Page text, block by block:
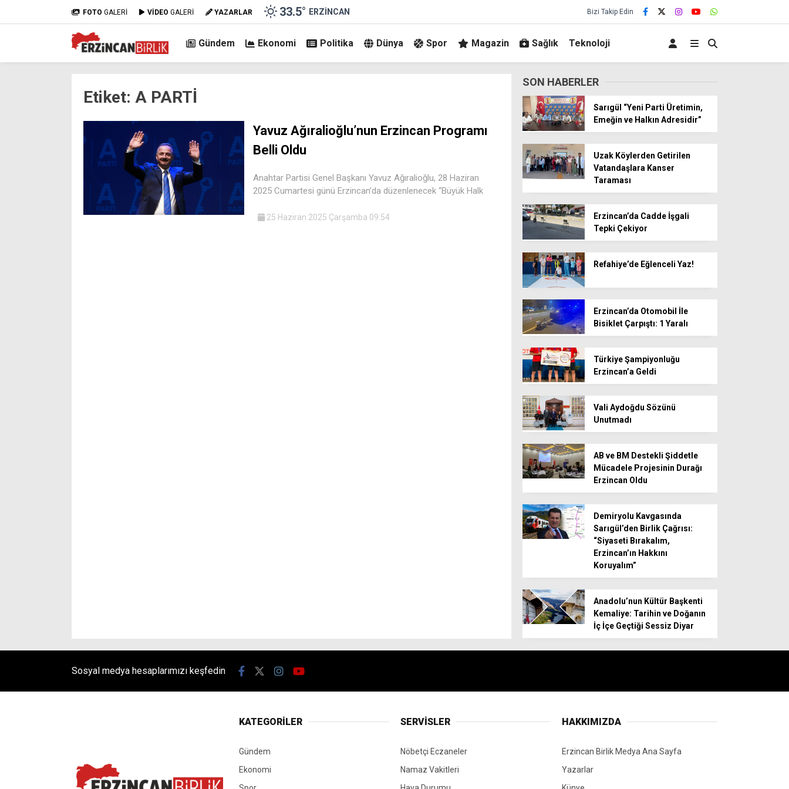
FOTO GALERİ VİDEO GALERİ YAZARLAR 33.5° ERZINCAN Bizi Takip Edin
Gündem Ekonomi Politika Dünya Spor Magazin Sağlık Teknoloji
Etiket: A PARTİ
Yavuz Ağıralioğlu’nun Erzincan Programı
Belli Oldu
Anahtar Partisi Genel Başkanı Yavuz Ağıralioğlu, 28 Haziran
2025 Cumartesi günü Erzincan’da düzenlenecek “Büyük Halk
25 Haziran 2025 Çarşamba 09:54
SON HABERLER
Sarıgül “Yeni Parti Üretimin,
Emeğin ve Halkın Adresidir”
Uzak Köylerden Getirilen
Vatandaşlara Kanser
Taraması
Erzincan’da Cadde İşgali
Tepki Çekiyor
Refahiye’de Eğlenceli Yaz!
Erzincan’da Otomobil İle
Bisiklet Çarpıştı: 1 Yaralı
Türkiye Şampiyonluğu
Erzincan’a Geldi
Vali Aydoğdu Sözünü
Unutmadı
AB ve BM Destekli Şiddetle
Mücadele Projesinin Durağı
Erzincan Oldu
Demiryolu Kavgasında
Sarıgül’den Birlik Çağrısı:
“Siyaseti Bırakalım,
Erzincan’ın Hakkını
Koruyalım”
Anadolu’nun Kültür Başkenti
Kemaliye: Tarihin ve Doğanın
İç İçe Geçtiği Sessiz Diyar
Sosyal medya hesaplarımızı keşfedin
KATEGORİLER
Gündem
Ekonomi
SERVİSLER
Nöbetçi Eczaneler
Namaz Vakitleri
HAKKIMIZDA
Erzincan Birlik Medya Ana Sayfa
Yazarlar